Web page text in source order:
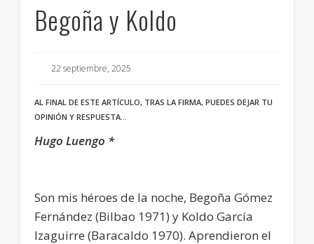
Begoña y Koldo
22 septiembre, 2025
AL FINAL DE ESTE ARTÍCULO, TRAS LA FIRMA, PUEDES DEJAR TU
OPINIÓN Y RESPUESTA…
Hugo Luengo *
Son mis héroes de la noche, Begoña Gómez
Fernández (Bilbao 1971) y Koldo García
Izaguirre (Baracaldo 1970). Aprendieron el